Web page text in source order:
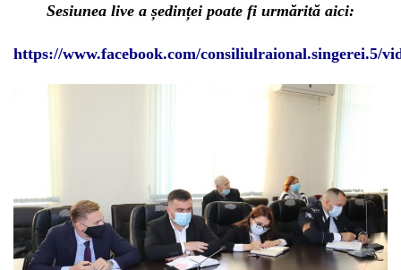
Sesiunea live a ședinței poate fi urmărită aici:
https://www.facebook.com/consiliulraional.singerei.5/